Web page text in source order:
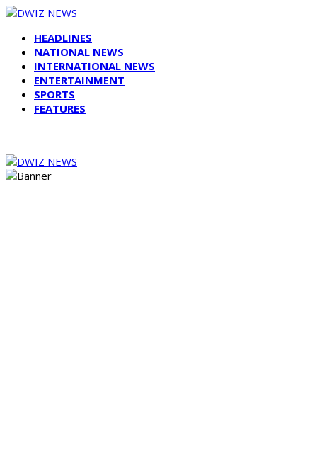
HEADLINES
NATIONAL NEWS
INTERNATIONAL NEWS
ENTERTAINMENT
SPORTS
FEATURES